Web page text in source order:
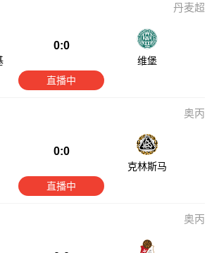
丹麦超
0:0
维堡
直播中
奥丙
0:0
克林斯马
直播中
奥丙